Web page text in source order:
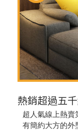
熱銷超過五
超人氣線上熱賣
有簡約大方的外